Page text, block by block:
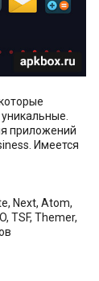
приложений
Имеется
Next, Atom,
TSF, Themer,